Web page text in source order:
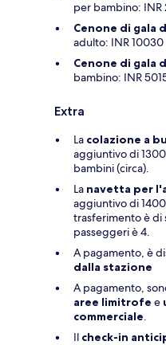
per bambino: INR
Cenone di gala
adulto: INR 10030
Cenone di gala
bambino: INR
Extra
La colazione a
aggiuntivo di
bambini (circa).
La navetta per
aggiuntivo di
trasferimento è di
passeggeri è 4.
A pagamento, è
dalla stazione
A pagamento,
aree limitrofe e
commerciale.
Il check-in